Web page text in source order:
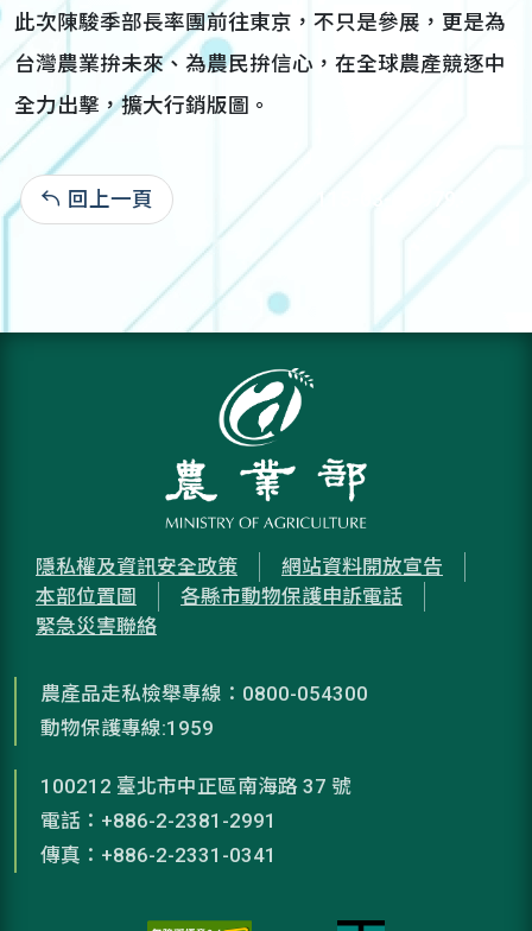
此次陳駿季部長率團前往東京，不只是參展，更是為
台灣農業拚未來、為農民拚信心，在全球農產競逐中
全力出擊，擴大行銷版圖。
回上一頁 115-03-09:979
隱私權及資訊安全政策
網站資料開放宣告
本部位置圖
各縣市動物保護申訴電話
緊急災害聯絡
農產品走私檢舉專線：0800-054300
動物保護專線:1959
100212 臺北市中正區南海路 37 號
電話：+886-2-2381-2991
傳真：+886-2-2331-0341